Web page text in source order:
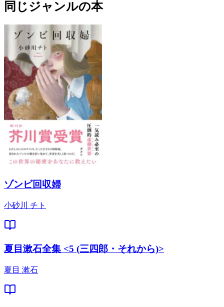
同じジャンルの本
ゾンビ回収婦
小砂川 チト
夏目漱石全集 <5 (三四郎・それから)>
夏目 漱石